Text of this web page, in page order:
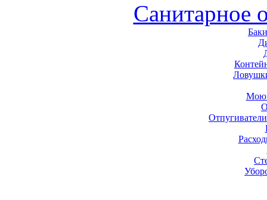
Санитарное